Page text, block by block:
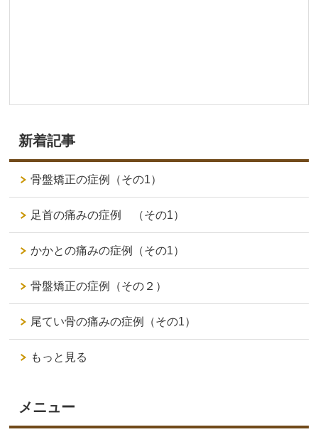
新着記事
骨盤矯正の症例（その1）
足首の痛みの症例 （その1）
かかとの痛みの症例（その1）
骨盤矯正の症例（その２）
尾てい骨の痛みの症例（その1）
もっと見る
メニュー